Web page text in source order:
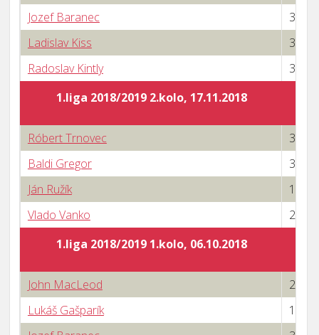
Jozef Baranec
3 : 2
Ladislav Kiss
3 : 0
Radoslav Kintly
3 : 0
1.liga 2018/2019 2.kolo, 17.11.2018
Róbert Trnovec
3 : 0
Baldi Gregor
3 : 0
Ján Ružík
1 : 3
Vlado Vanko
2 : 3
1.liga 2018/2019 1.kolo, 06.10.2018
John MacLeod
2 : 3
Lukáš Gašparík
1 : 3